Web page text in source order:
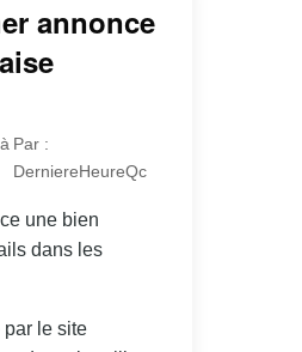
annonce
Par :
DerniereHeureQc
une bien
dans les
par le site